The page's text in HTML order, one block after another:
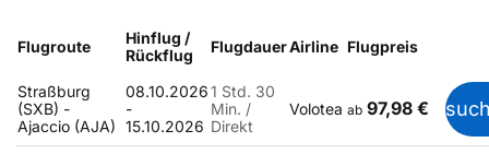
Flugroute
Hinflug /
Rückflug
FlugdauerAirline Flugpreis
Straßburg
(SXB) -
Ajaccio (AJA)
08.10.2026
-
15.10.2026
1 Std. 30
Min. /
Direkt
Volotea ab 97,98 €